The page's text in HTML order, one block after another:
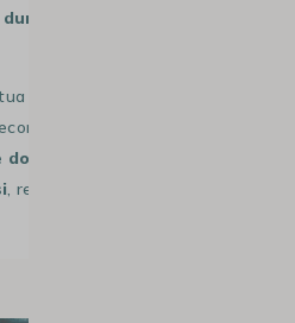
durezza dell’acqua
la decalcificazione
della quantità di caffè
, regolando la frequenza in base